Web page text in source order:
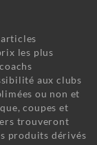
les plus
aux clubs
ou non et
coupes et
trouveront
produits dérivés